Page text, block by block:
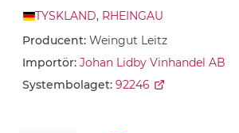
TYSKLAND, RHEINGAU
Producent: Weingut Leitz
Importör: Johan Lidby Vinhandel AB
Systembolaget: 92246